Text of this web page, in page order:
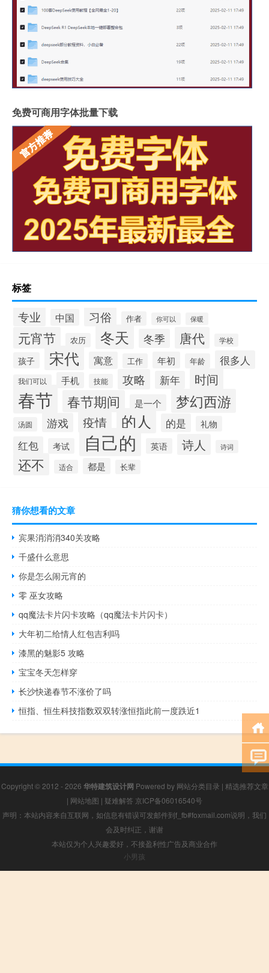
免费可商用字体批量下载
标签
专业 中国 习俗 作者 你可以 保暖
元宵节 农历 冬天 冬季 唐代 学校
孩子 宋代 寓意 工作 年初 年龄 很多人
我们可以 手机 技能 攻略 新年 时间
春节 春节期间 是一个 梦幻西游
汤圆 游戏 疫情 的人 的是 礼物
红包 考试 自己的 英语 诗人 诗词
还不 适合 都是 长辈
猜你想看的文章
宾果消消消340关攻略
千盛什么意思
你是怎么闹元宵的
零 巫女攻略
qq魔法卡片闪卡攻略（qq魔法卡片闪卡）
大年初二给情人红包吉利吗
漆黑的魅影5 攻略
宝宝冬天怎样穿
长沙快递春节不涨价了吗
恒指、恒生科技指数双双转涨恒指此前一度跌近1
Copyright © 2012 - 2026 华特建筑设计网 Powered by 网站分类目录 | 精选推荐文章
| 网站地图 | 疑难解答 京ICP备06016540号
声明：本站内容来自互联网，如信息有错误可发邮件到f_fb#foxmail.com说明，我们
会及时纠正，谢谢
本站仅为个人兴趣爱好，不接盈利性广告及商业合作
小男孩